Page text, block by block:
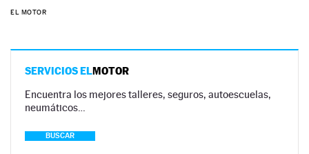
EL MOTOR
SERVICIOS ELMOTOR
Encuentra los mejores talleres, seguros, autoescuelas,
neumáticos…
BUSCAR